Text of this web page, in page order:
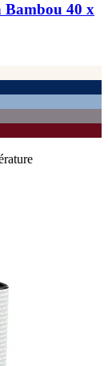
Bambou 40 x